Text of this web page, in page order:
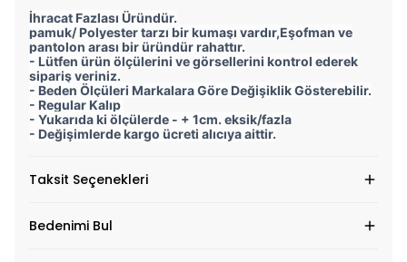
İhracat Fazlası Üründür.
pamuk/ Polyester tarzı bir kumaşı vardır,Eşofman ve
pantolon arası bir üründür rahattır.
- Lütfen ürün ölçülerini ve görsellerini kontrol ederek
sipariş veriniz.
- Beden Ölçüleri Markalara Göre Değişiklik Gösterebilir.
- Regular Kalıp
- Yukarıda ki ölçülerde - + 1cm. eksik/fazla
- Değişimlerde kargo ücreti alıcıya aittir.
Taksit Seçenekleri
Bedenimi Bul